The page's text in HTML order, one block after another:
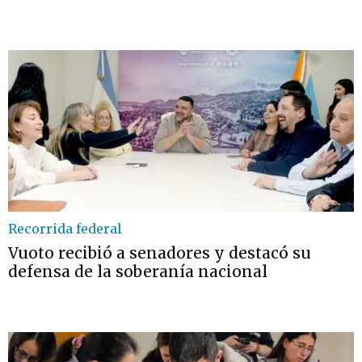
Recorrida federal
Vuoto recibió a senadores y destacó su
defensa de la soberanía nacional